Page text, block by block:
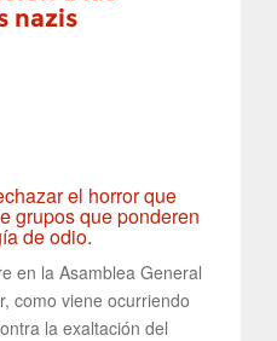
nazis
el horror que
grupos que ponderen
de odio.
en la Asamblea General
como viene ocurriendo
la exaltación del